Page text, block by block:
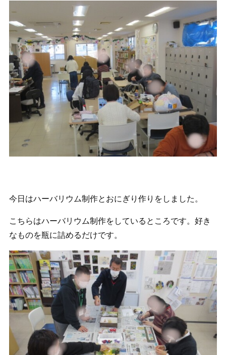
今日はハーバリウム制作とおにぎり作りをしました。
こちらはハーバリウム制作をしているところです。好き
なものを瓶に詰めるだけです。